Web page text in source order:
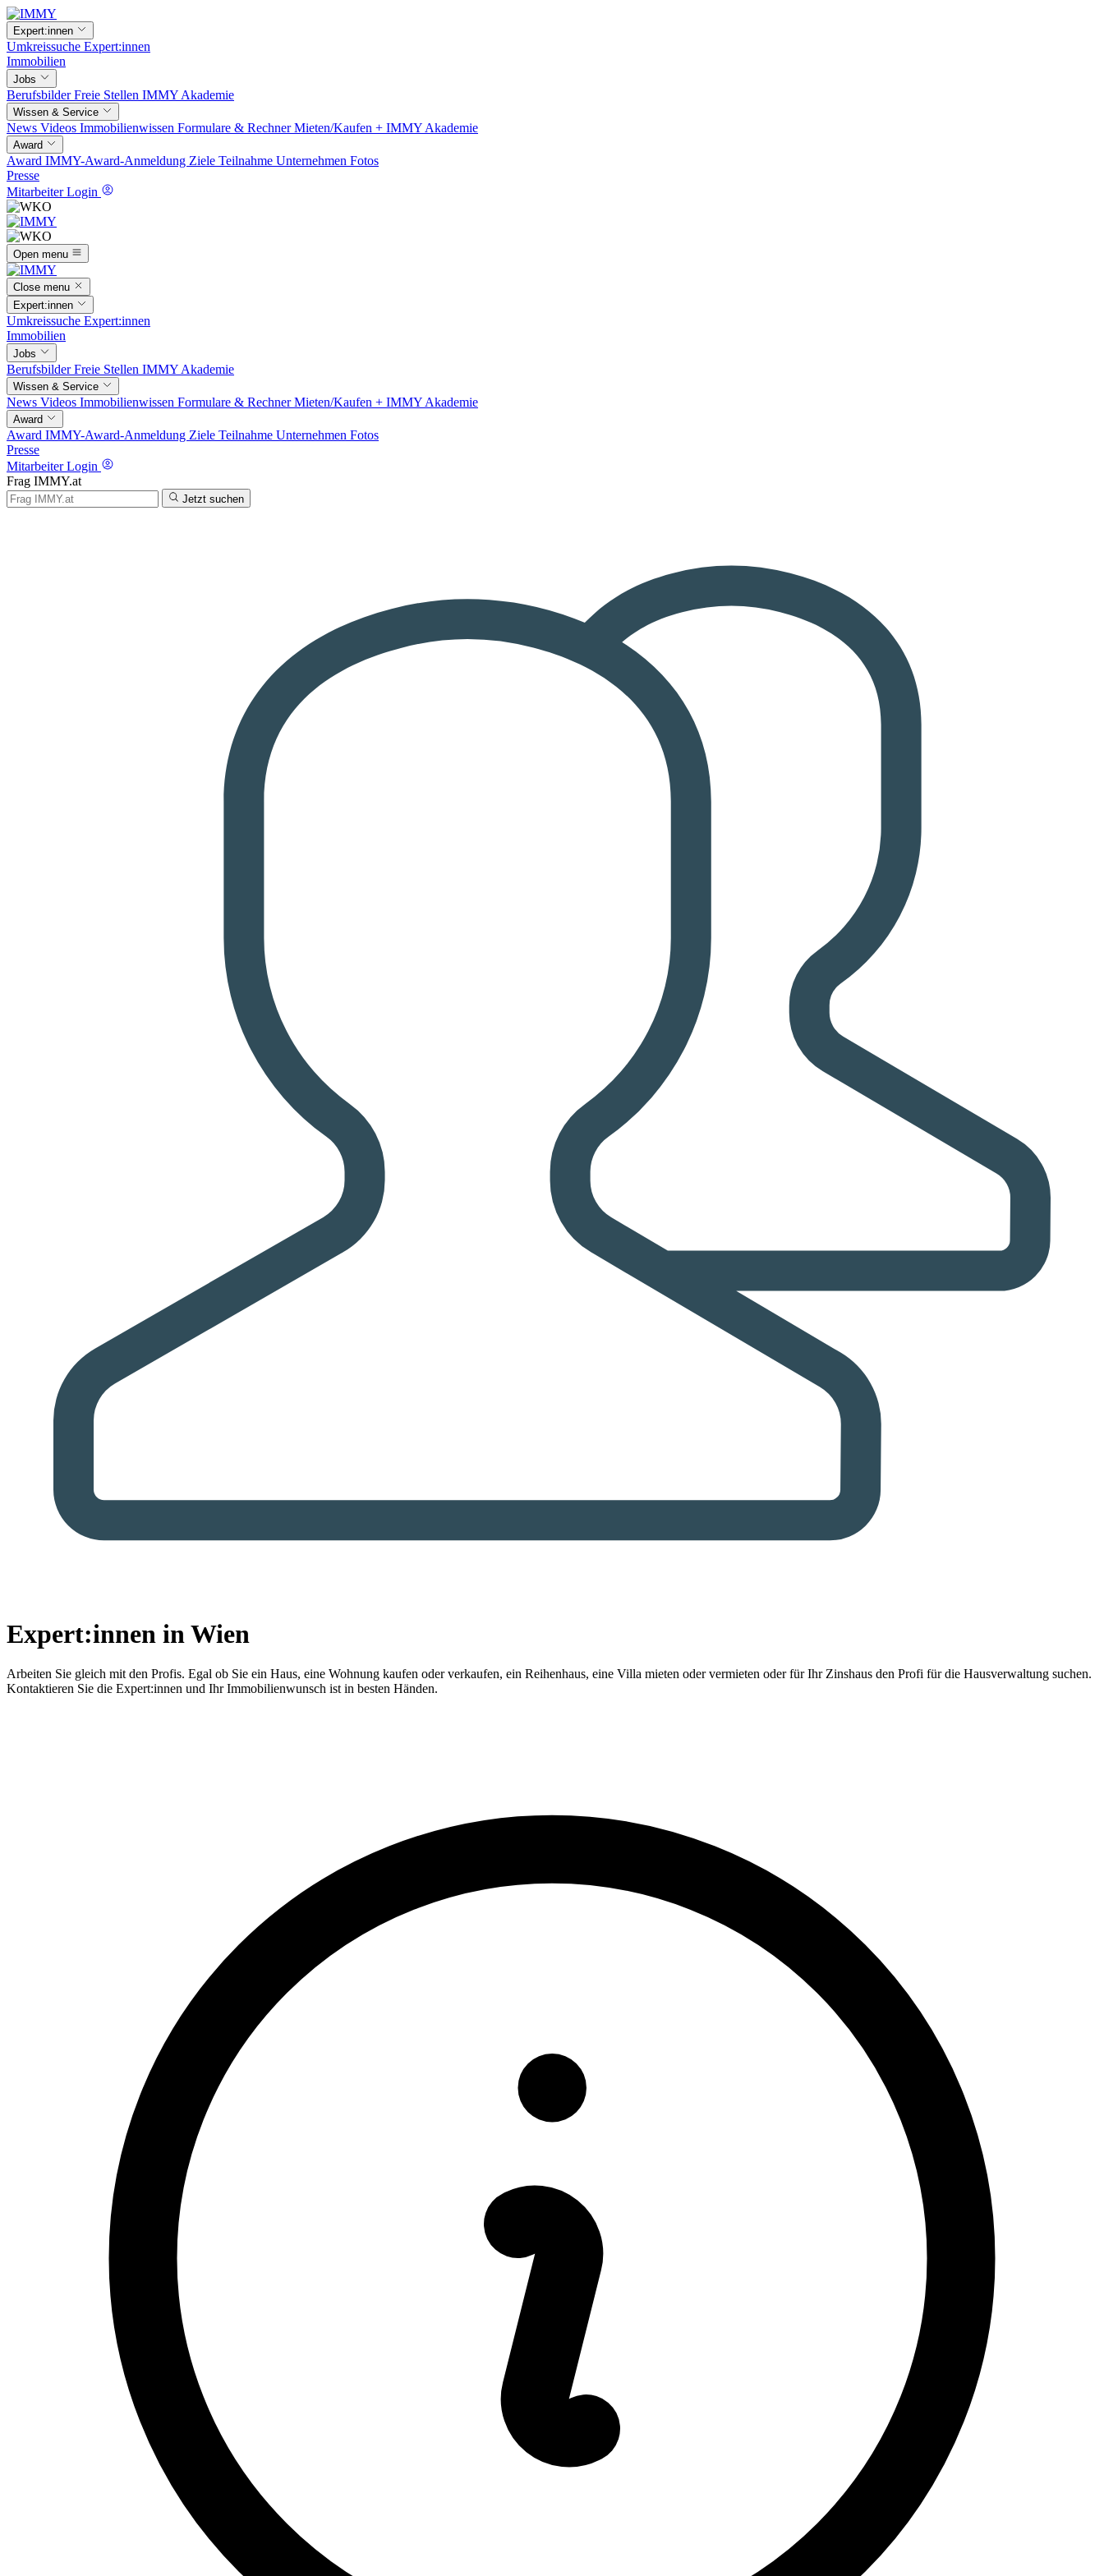
Expert:innen
Umkreissuche Expert:innen
Immobilien
Jobs
BerufsbilderFreie Stellen IMMY Akademie
Wissen & Service
News Videos Immobilienwissen Formulare & RechnerMieten/Kaufen + IMMY Akademie
Award
Award IMMY-Award-Anmeldung Ziele Teilnahme Unternehmen Fotos
Presse
Mitarbeiter Login
Open menu
Close menu
Expert:innen
Umkreissuche Expert:innen
Immobilien
Jobs
BerufsbilderFreie Stellen IMMY Akademie
Wissen & Service
News Videos Immobilienwissen Formulare & RechnerMieten/Kaufen + IMMY Akademie
Award
Award IMMY-Award-Anmeldung Ziele Teilnahme Unternehmen Fotos
Presse
Mitarbeiter Login
Frag IMMY.at
Jetzt suchen
Expert:innen in Wien
Arbeiten Sie gleich mit den Profis. Egal ob Sie ein Haus, eine Wohnung kaufen oder verkaufen, ein Reihenhaus, eine Villa mieten oder vermieten oder für Ihr Zinshaus den Profi für die Hausverwaltung suchen.
Kontaktieren Sie die Expert:innen und Ihr Immobilienwunsch ist in besten Händen.